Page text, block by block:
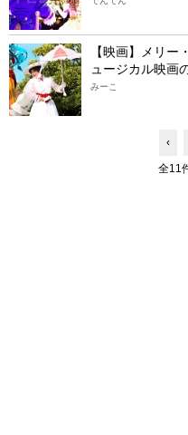
【映画】メリー
ュージカル映画
みーこ
‹
全11